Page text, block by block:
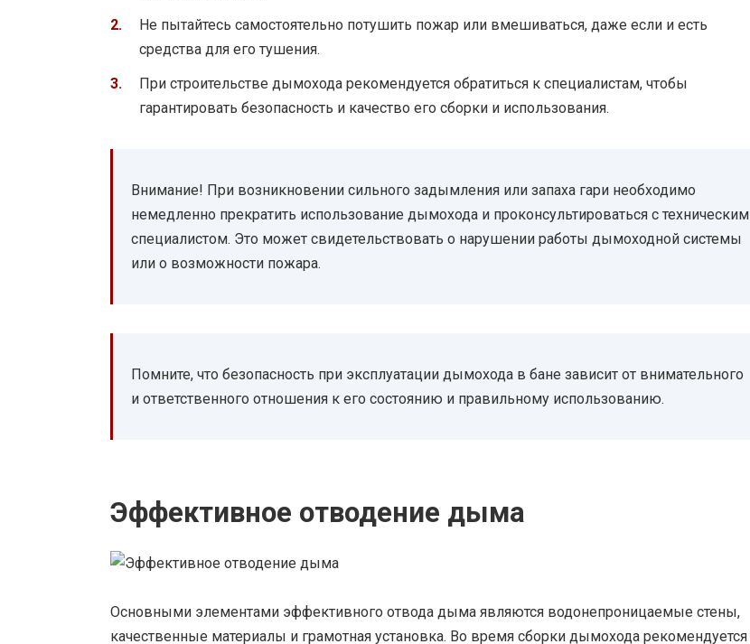
Не пытайтесь самостоятельно потушить пожар или вмешиваться, даже если и есть
средства для его тушения.
При строительстве дымохода рекомендуется обратиться к специалистам, чтобы
гарантировать безопасность и качество его сборки и использования.
Внимание! При возникновении сильного задымления или запаха гари необходимо
немедленно прекратить использование дымохода и проконсультироваться с техническим
специалистом. Это может свидетельствовать о нарушении работы дымоходной системы
или о возможности пожара.
Помните, что безопасность при эксплуатации дымохода в бане зависит от внимательного
и ответственного отношения к его состоянию и правильному использованию.
Эффективное отводение дыма
Основными элементами эффективного отвода дыма являются водонепроницаемые стены,
качественные материалы и грамотная установка. Во время сборки дымохода рекомендуется